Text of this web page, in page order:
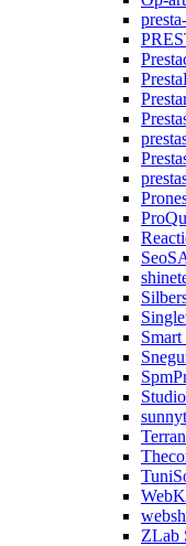
Smart
ZLab